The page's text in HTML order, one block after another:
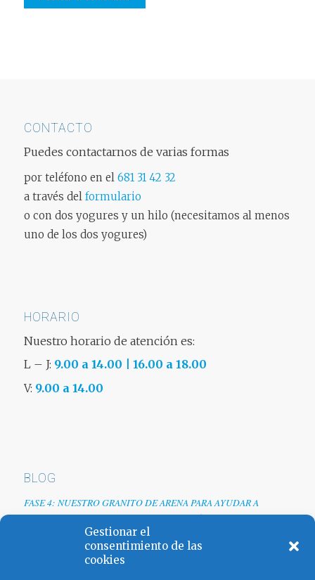
Gestionar el
consentimiento de las
cookies
CONTACTO
Puedes contactarnos de varias formas
por teléfono en el 681 31 42 32
a través del formulario
o con dos yogures y un hilo (necesitamos al menos
uno de los dos yogures)
HORARIO
Nuestro horario de atención es:
L – J: 9.00 a 14.00 | 16.00 a 18.00
V: 9.00 a 14.00
BLOG
FASE 4: NUESTRO GRANITO DE ARENA PARA AYUDAR A
EMPRESAS TRAS LA CRISIS DEL COVID-19
Renovamos web